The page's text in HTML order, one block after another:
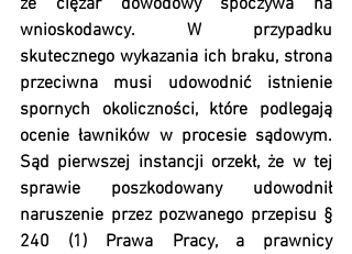
że ciężar dowodowy spoczywa na
wnioskodawcy. W przypadku
skutecznego wykazania ich braku, strona
przeciwna musi udowodnić istnienie
spornych okoliczności, które podlegają
ocenie ławników w procesie sądowym.
Sąd pierwszej instancji orzekł, że w tej
sprawie poszkodowany udowodnił
naruszenie przez pozwanego przepisu §
240 (1) Prawa Pracy, a prawnicy